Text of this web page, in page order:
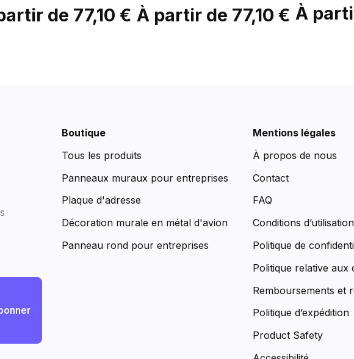
de 77,10 € À partir de 77,10 € À
Boutique
Tous les produits
Panneaux muraux pour entreprises
Plaque d'adresse
Décoration murale en métal d'avion
Panneau rond pour entreprises
Mentions légales
À propos de nous
Contact
FAQ
Conditions d’utilisation
Politique de
Politique relative aux
Remboursements et
Politique d’expédition
Product Safety